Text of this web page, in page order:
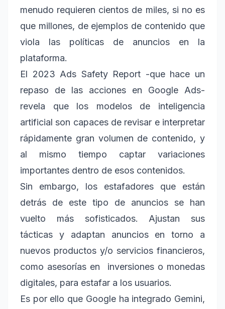
menudo requieren cientos de miles, si no es
que millones, de ejemplos de contenido que
viola las políticas de anuncios en la
plataforma.
El 2023 Ads Safety Report -que hace un
repaso de las acciones en Google Ads-
revela que los modelos de inteligencia
artificial son capaces de revisar e interpretar
rápidamente gran volumen de contenido, y
al mismo tiempo captar variaciones
importantes dentro de esos contenidos.
Sin embargo, los estafadores que están
detrás de este tipo de anuncios se han
vuelto más sofisticados. Ajustan sus
tácticas y adaptan anuncios en torno a
nuevos productos y/o servicios financieros,
como asesorías en inversiones o monedas
digitales, para estafar a los usuarios.
Es por ello que Google ha integrado Gemini,